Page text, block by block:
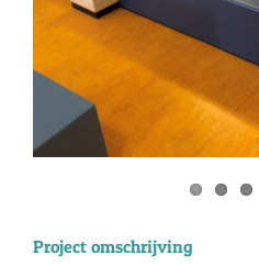
Project omschrijving